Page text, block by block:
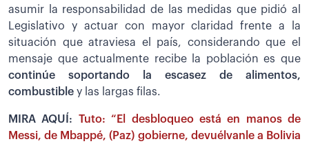
asumir la responsabilidad de las medidas que pidió al
Legislativo y actuar con mayor claridad frente a la
situación que atraviesa el país, considerando que el
mensaje que actualmente recibe la población es que
continúe soportando la escasez de alimentos,
combustible y las largas filas.
MIRA AQUÍ: Tuto: “El desbloqueo está en manos de
Messi, de Mbappé, (Paz) gobierne, devuélvanle a Bolivia